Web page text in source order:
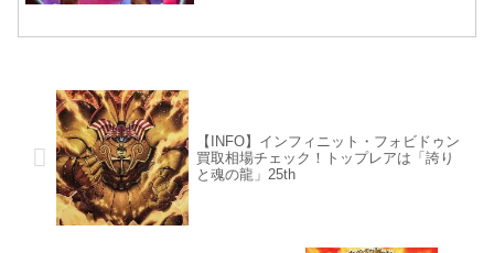
【INFO】インフィニット・フォビドゥン
買取相場チェック！トップレアは「誇り
と魂の龍」25th